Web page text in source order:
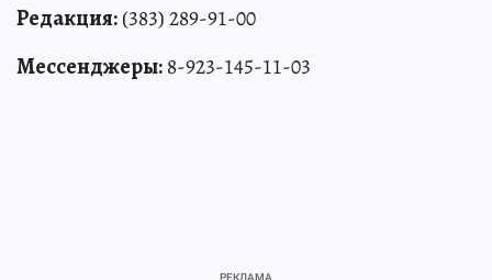
Редакция:(383) 289-91-00
Мессенджеры:8-923-145-11-03